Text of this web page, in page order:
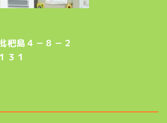
杷島４－８－２
３１